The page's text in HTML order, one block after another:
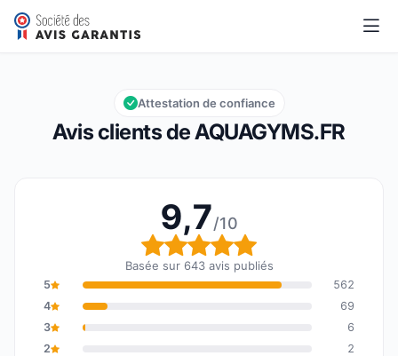
AQUAGYMS.FR
Note globale : 9,7 sur 10
9,7/10
Avis clients de AQUAGYMS.FR
Attestation de confiance
9,7/10
Note globale : 9,7 sur
Basée sur 643 avis publiés
5
562
4
69
3
6
2
2